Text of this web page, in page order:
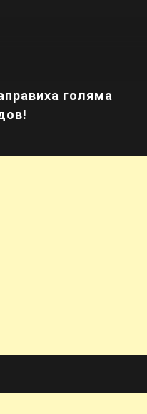
голяма